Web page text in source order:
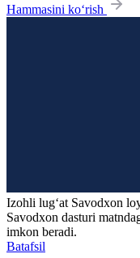
Hammasini ko‘rish
Izohli lugʻat Savodxon
Savodxon dasturi
imkon beradi.
Batafsil